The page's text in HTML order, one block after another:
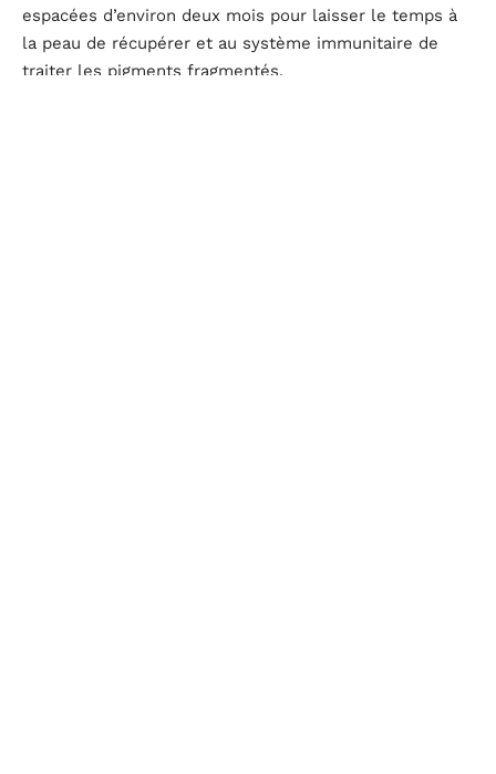
espacées d’environ deux mois pour laisser le temps à
la peau de récupérer et au système immunitaire de
traiter les pigments fragmentés.